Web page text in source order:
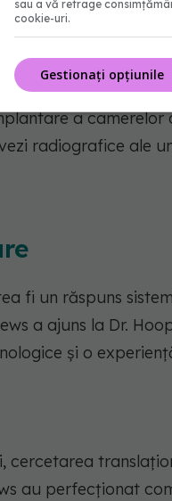
pacienții cu
pentru
antisens, care
Cu toate acestea,
a camerelor
radiografice ale
fi un răspuns
a ajuns la Dr.
și o
cercetarea
au perfecționat
sau a vă retrage
cookie-uri.
Gestionați opțiunile